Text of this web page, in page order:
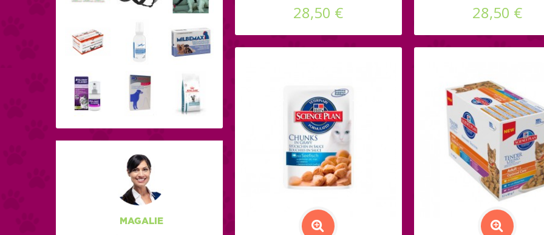
MAGALIE
28,50 € 28,50 €